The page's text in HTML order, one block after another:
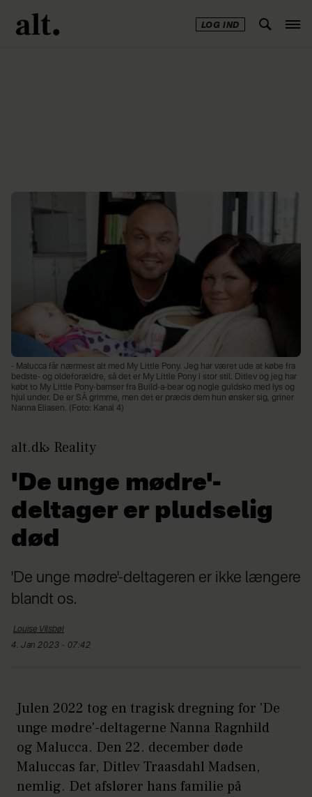
LOG IND
- Malucca får nærmest alt med My Little Pony. Jeg har været ude at købe fra
bedste- og oldeforældre, så det er My Little Pony i stor stil. Ditlev og jeg har
købt to My Little Pony-bamser fra Build-a-bear og nogle guldsko med lys og
hjul under. De er SÅ grimme, men det er præcis dem hun ønsker sig, griner
Nanna Eliasen. (Foto: Kanal 4)
alt.dk Reality
'De unge mødre'-
deltager er pludselig
død
'De unge mødre'-deltageren er ikke længere
blandt os.
Louise Vilsbøl
4. Jan 2023 - 07:42
Julen 2022 tog en tragisk dregning for 'De
unge mødre'-deltagerne Nanna Ragnhild
og Malucca. Den 22. december døde
Maluccas far, Ditlev Traasdahl Madsen,
nemlig. Det afslører hans familie på